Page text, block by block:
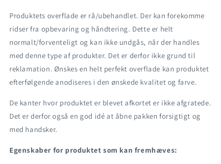
Produktets overflade er rå/ubehandlet. Der kan forekomme
ridser fra opbevaring og håndtering. Dette er helt
normalt/forventeligt og kan ikke undgås, når der handles
med denne type af produkter. Det er derfor ikke grund til
reklamation. Ønskes en helt perfekt overflade kan produktet
efterfølgende anodiseres i den ønskede kvalitet og farve.
De kanter hvor produktet er blevet afkortet er ikke afgratede.
Det er derfor også en god idé at åbne pakken forsigtigt og
med handsker.
Egenskaber for produktet som kan fremhæves: